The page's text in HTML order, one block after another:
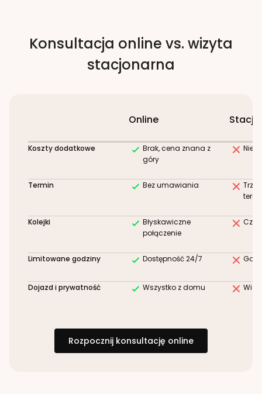
Konsultacja online vs. wizyta
stacjonarna
Online
Koszty dodatkowe
Brak, cena znana z
góry
Termin Bez umawiania
Kolejki
Błyskawiczne
połączenie
Limitowane godziny Dostępność 24/7
Dojazd i prywatność Wszystko z domu
Rozpocznij konsultację online